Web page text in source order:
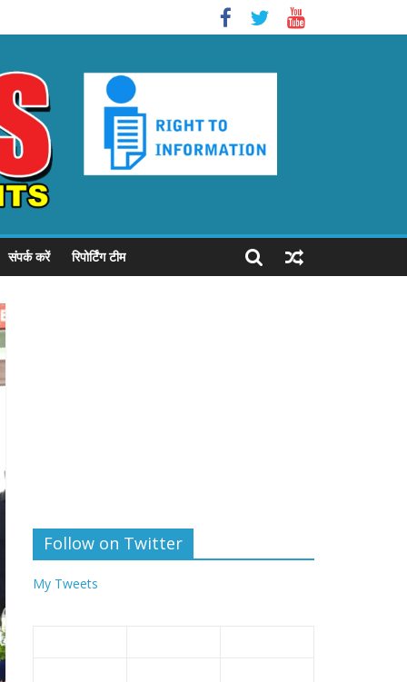
संपर्क करें रिपोर्टिंग टीम
Follow on Twitter
My Tweets